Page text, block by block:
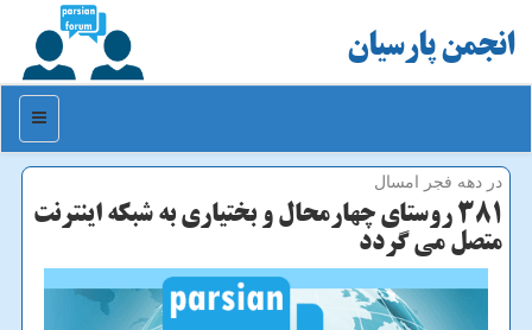
انجمن پارسیان
منو
در دهه فجر امسال
381 روستای چهارمحال و بختیاری به شبكه اینترنت
متصل می گردد